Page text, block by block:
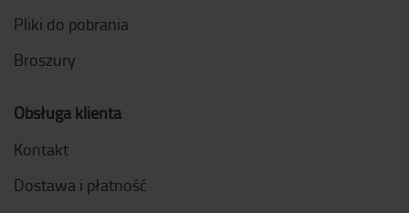
Pliki do pobrania
Broszury
Obsługa klienta
Kontakt
Dostawa i płatność